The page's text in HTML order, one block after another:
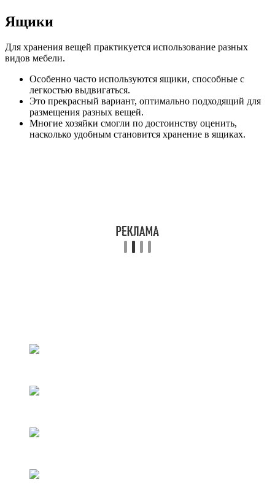
Ящики
Для хранения вещей практикуется использование разных
видов мебели.
Особенно часто используются ящики, способные с
легкостью выдвигаться.
Это прекрасный вариант, оптимально подходящий для
размещения разных вещей.
Многие хозяйки смогли по достоинству оценить,
насколько удобным становится хранение в ящиках.